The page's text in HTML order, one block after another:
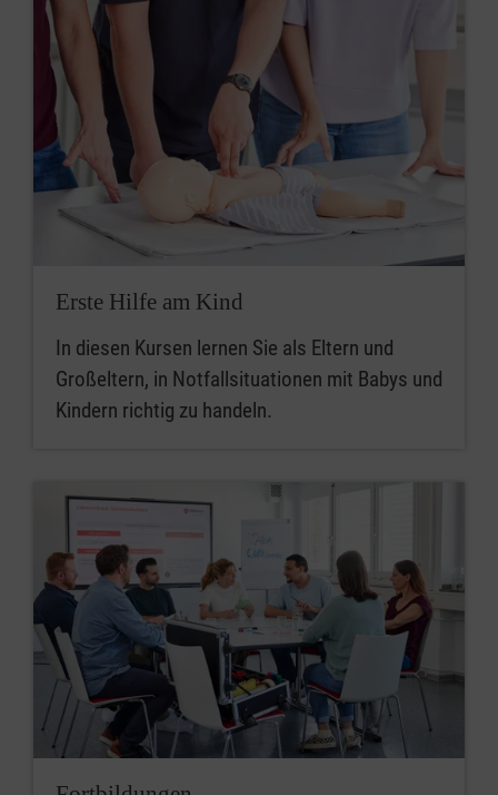
Erste Hilfe am Kind
In diesen Kursen lernen Sie als Eltern und
Großeltern, in Notfallsituationen mit Babys und
Kindern richtig zu handeln.